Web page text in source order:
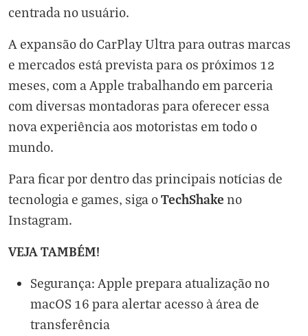
centrada no usuário.
A expansão do CarPlay Ultra para outras marcas
e mercados está prevista para os próximos 12
meses, com a Apple trabalhando em parceria
com diversas montadoras para oferecer essa
nova experiência aos motoristas em todo o
mundo.
Para ficar por dentro das principais notícias de
tecnologia e games, siga oTechShake no
Instagram.
VEJA TAMBÉM!
Segurança: Apple prepara atualização no
macOS 16 para alertar acesso à área de
transferência